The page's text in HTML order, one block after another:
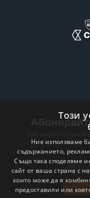
Email
Този
Ние използваме
съдържанието,
Също така споделяме
сайт от ваша страна с
които може да я
предоставили или